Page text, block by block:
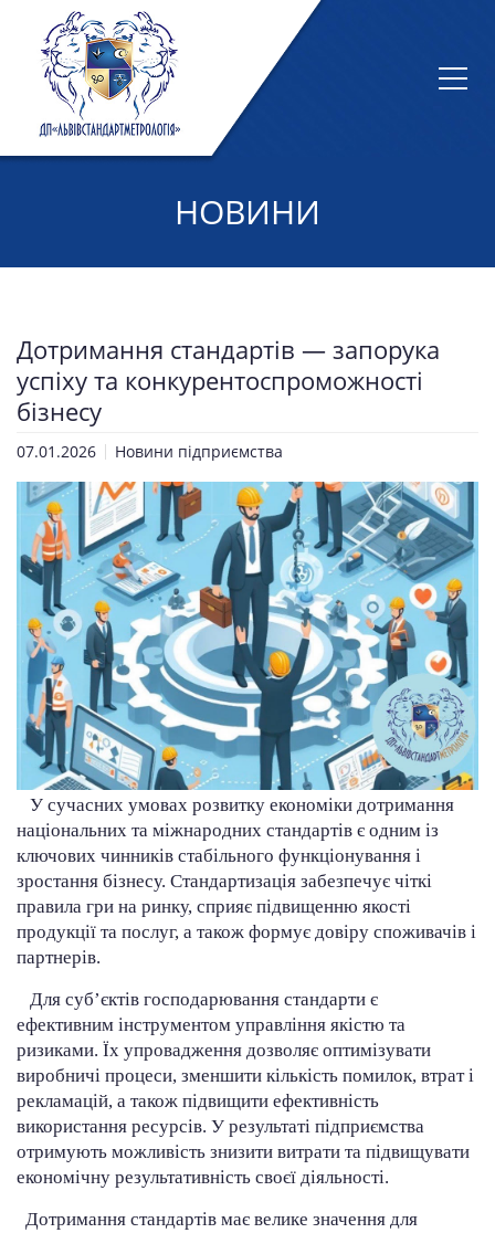
НОВИНИ
Дотримання стандартів — запорука
успіху та конкурентоспроможності
бізнесу
07.01.2026 Новини підприємства
У сучасних умовах розвитку економіки дотримання
національних та міжнародних стандартів є одним із
ключових чинників стабільного функціонування і
зростання бізнесу. Стандартизація забезпечує чіткі
правила гри на ринку, сприяє підвищенню якості
продукції та послуг, а також формує довіру споживачів і
партнерів.
Для суб’єктів господарювання стандарти є
ефективним інструментом управління якістю та
ризиками. Їх упровадження дозволяє оптимізувати
виробничі процеси, зменшити кількість помилок, втрат і
рекламацій, а також підвищити ефективність
використання ресурсів. У результаті підприємства
отримують можливість знизити витрати та підвищувати
економічну результативність своєї діяльності.
Дотримання стандартів має велике значення для